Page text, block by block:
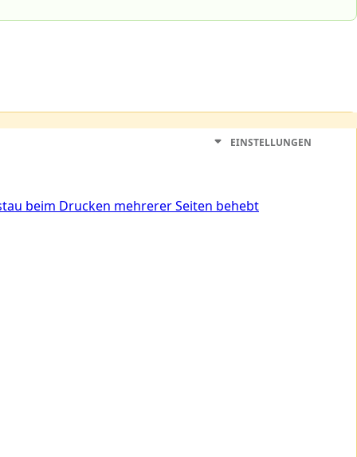
EINSTELLUNGEN
beim Drucken mehrerer Seiten behebt